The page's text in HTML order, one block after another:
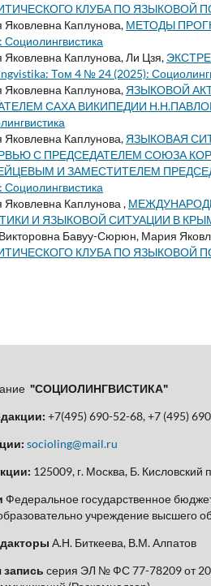
КЛУБА ПО ЯЗЫКОВОЙ
Каплунова, МЕТОДЫ
Социолингвистика
Каплунова, Ли Цзя,
Том 4 № 24 (2025):
Каплунова, ЯЗЫКОВОЙ
САХА ВИКИПЕДИИ
Каплунова, ЯЗЫКОВАЯ
С ПРЕДСЕДАТЕЛЕМ СОЮЗА
И ЗАМЕСТИТЕЛЕМ
Социолингвистика
Каплунова ,
И ЯЗЫКОВОЙ СИТУАЦИИ В
Бавуу-Сюрюн, Мария
КЛУБА ПО ЯЗЫКОВОЙ
"СОЦИОЛИНГВИСТИКА"
+7(495) 690-52-68, +7 (495)
socioling@mail.ru
125009, г. Москва, Б. Кисловский
Федеральное государственное
учреждение высшего
А.Н. Биткеева, В.М. Алпатов
запись серия ЭЛ № ФС 77-78209 от 20